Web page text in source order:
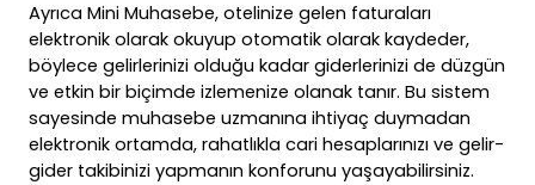
Ayrıca Mini Muhasebe, otelinize gelen faturaları
elektronik olarak okuyup otomatik olarak kaydeder,
böylece gelirlerinizi olduğu kadar giderlerinizi de düzgün
ve etkin bir biçimde izlemenize olanak tanır. Bu sistem
sayesinde muhasebe uzmanına ihtiyaç duymadan
elektronik ortamda, rahatlıkla cari hesaplarınızı ve gelir-
gider takibinizi yapmanın konforunu yaşayabilirsiniz.